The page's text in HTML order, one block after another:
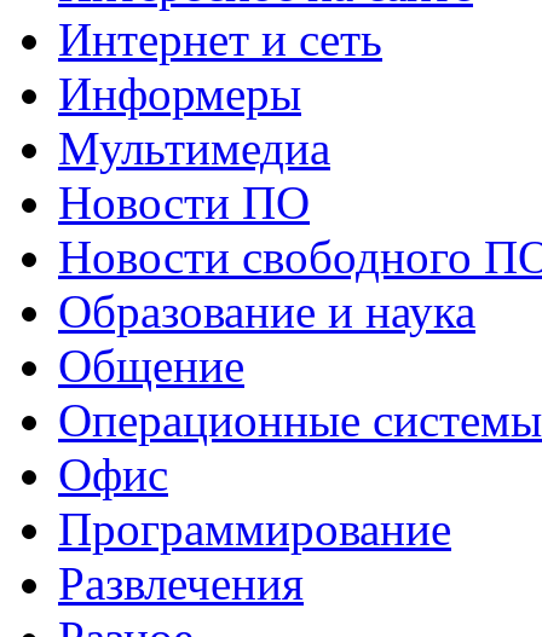
Интернет и сеть
Информеры
Мультимедиа
Новости ПО
Новости свободного
Образование и наука
Общение
Операционные системы
Офис
Программирование
Развлечения